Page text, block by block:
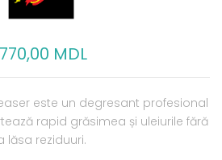
770,00 MDL
este un degresant profesional
rapid grăsimea și uleiurile fără
lăsa reziduuri.